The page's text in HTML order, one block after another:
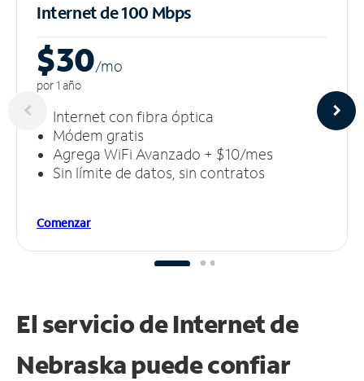
Internet de 100 Mbps
$30/mo
por 1 año
Internet con fibra óptica
Módem gratis
Agrega WiFi Avanzado + $10/mes
Sin límite de datos, sin contratos
Comenzar
El servicio de Internet de
Nebraska puedeconfiar